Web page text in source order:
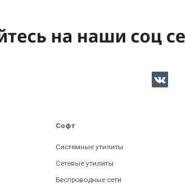
на наши соц
Софт
Системные утилиты
Сетевые утилиты
Беспроводные сети